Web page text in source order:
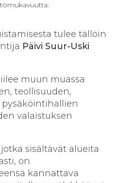
tulee tällöin
Päivi Suur-Uski
muun muassa
teollisuuden,
valaistuksen
sisältävät alueita
on
kannattava